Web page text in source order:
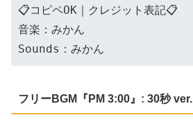
📋コピペOK｜クレジット表記📋
音楽：みかん
Sounds：みかん
フリーBGM『PM 3:00』: 30秒 ver.